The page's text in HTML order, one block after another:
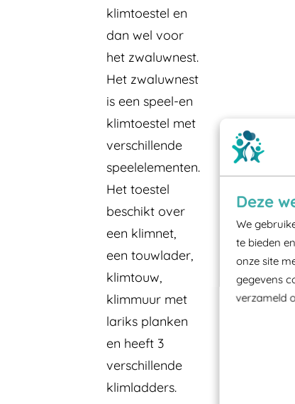
Deze
We
te bieden
onze site
gegevens
verzameld
klimtoestel en
dan wel voor
het zwaluwnest.
Het zwaluwnest
is een speel-en
klimtoestel met
verschillende
speelelementen.
Het toestel
beschikt over
een klimnet,
een touwlader,
klimtouw,
klimmuur met
lariks planken
en heeft 3
verschillende
klimladders.